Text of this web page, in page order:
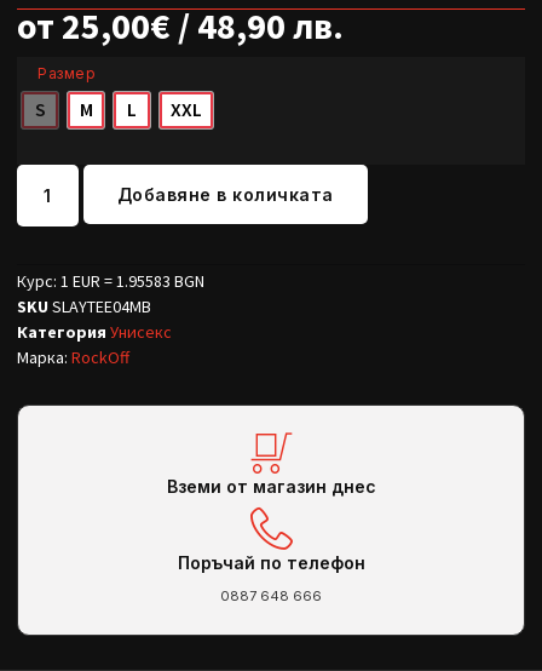
от 25,00€ / 48,90 лв.
Размер
S M L XXL
Добавяне в количката
Курс: 1 EUR = 1.95583 BGN
SKU SLAYTEE04MB
Категория Унисекс
Марка: RockOff
Вземи от магазин днес
Поръчай по телефон
0887 648 666